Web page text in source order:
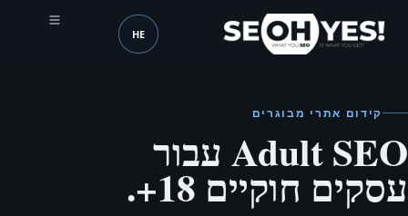
SEOH שפה (mobile header)
HE
קידום אתרי מבוגרים
Adult SEO עבור
עסקים חוקיים 18+.